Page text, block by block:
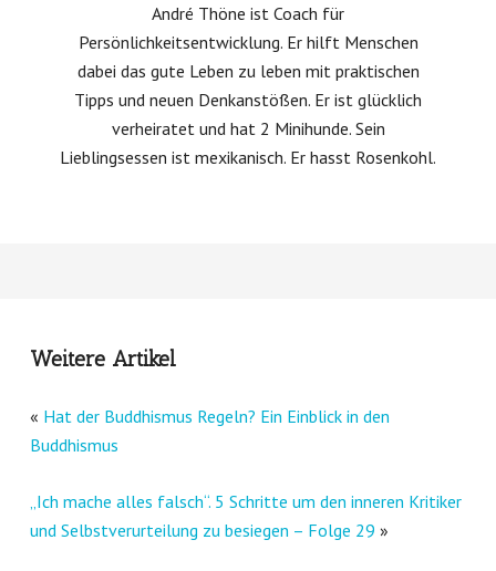
André Thöne ist Coach für
Persönlichkeitsentwicklung. Er hilft Menschen
dabei das gute Leben zu leben mit praktischen
Tipps und neuen Denkanstößen. Er ist glücklich
verheiratet und hat 2 Minihunde. Sein
Lieblingsessen ist mexikanisch. Er hasst Rosenkohl.
Weitere Artikel
« Hat der Buddhismus Regeln? Ein Einblick in den
Buddhismus
„Ich mache alles falsch“. 5 Schritte um den inneren Kritiker
und Selbstverurteilung zu besiegen – Folge 29 »